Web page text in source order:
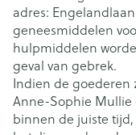
adres: Engelandlaan
geneesmiddelen
hulpmiddelen
geval van gebrek.
Indien de goederen
Anne-Sophie Mullie
binnen de juiste